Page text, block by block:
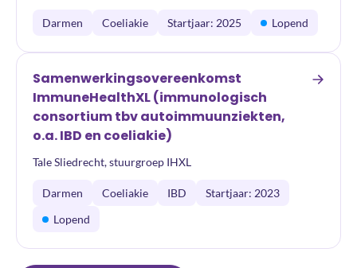
Darmen Coeliakie Startjaar: 2025 Lopend
Samenwerkingsovereenkomst
ImmuneHealthXL (immunologisch
consortium tbv autoimmuunziekten,
o.a. IBD en coeliakie)
Tale Sliedrecht, stuurgroep IHXL
Darmen Coeliakie IBD
Startjaar: 2023
Lopend